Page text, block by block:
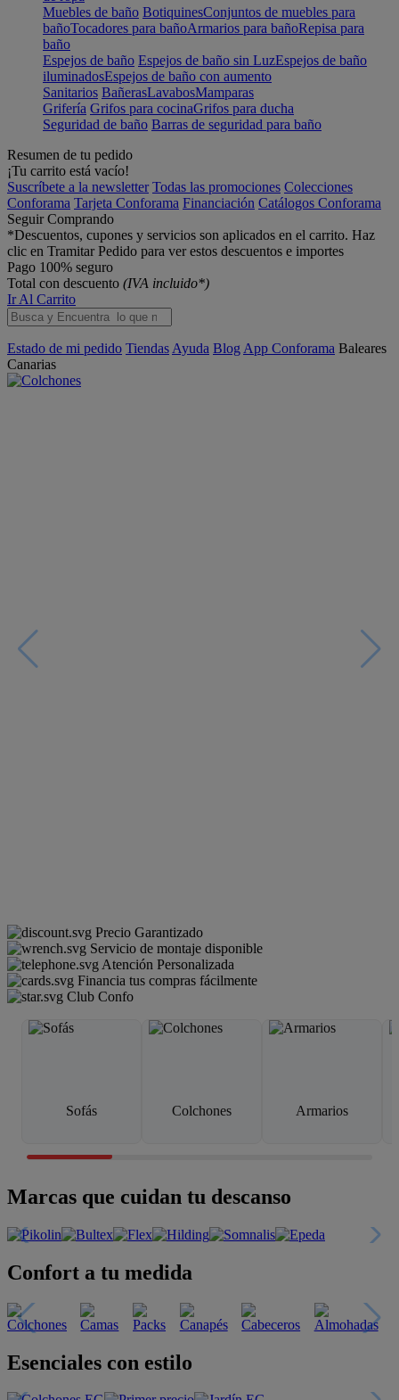
Muebles de baño BotiquinesConjuntos de muebles para
bañoTocadores para bañoArmarios para bañoRepisa para
baño
Espejos de baño Espejos de baño sin LuzEspejos de baño
iluminadosEspejos de baño con aumento
Sanitarios BañerasLavabosMamparas
Grifería Grifos para cocinaGrifos para ducha
Seguridad de baño Barras de seguridad para baño
Resumen de tu pedido
¡Tu carrito está vacío!
Suscríbete a la newsletter Todas las promociones Colecciones
Conforama Tarjeta Conforama Financiación Catálogos Conforama
Seguir Comprando
*Descuentos, cupones y servicios son aplicados en el carrito. Haz
clic en Tramitar Pedido para ver estos descuentos e importes
Pago 100% seguro
Total con descuento (IVA incluido*)
Ir Al Carrito
Estado de mi pedido Tiendas Ayuda Blog App Conforama Baleares
Canarias
Precio Garantizado
Servicio de montaje disponible
Atención Personalizada
Financia tus compras fácilmente
Club Confo
Sofás Colchones Armarios
Marcas que cuidan tu descanso
Confort a tu medida
Esenciales con estilo